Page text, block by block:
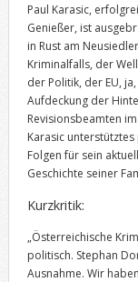
Paul Karasic,
Genießer, ist
in Rust am
Kriminalfalls, der
der Politik, der EU,
Aufdeckung der
Revisionsbeamten
Karasic
Folgen für sein
Geschichte seiner
Kurzkritik:
„Österreichische
politisch. Stephan
Ausnahme. Wir